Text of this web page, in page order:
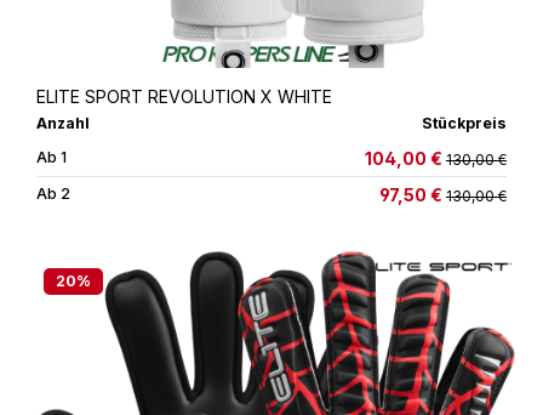
ELITE SPORT REVOLUTION X WHITE
Anzahl
Stückpreis
Ab1 104,00 € 130,00 €
Ab 2 97,50 € 130,00 €
20%